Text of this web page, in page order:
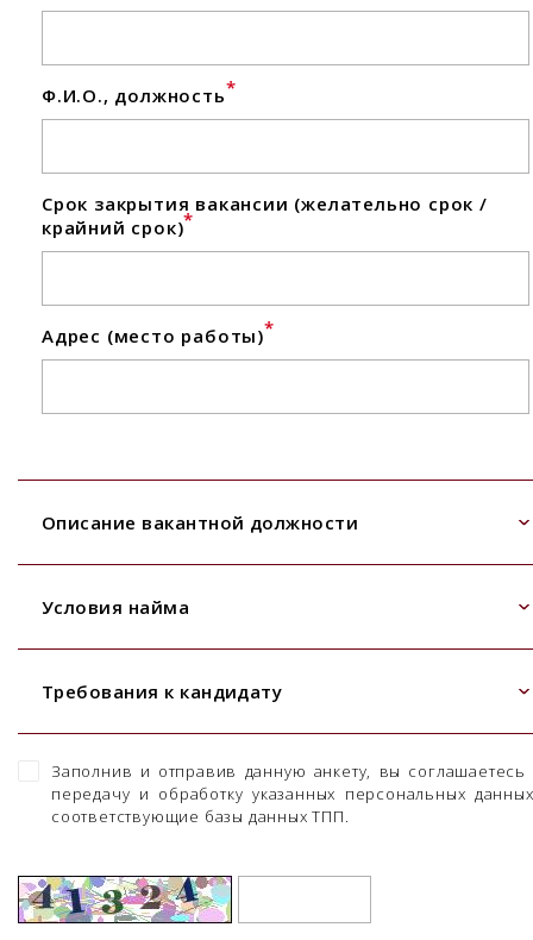
Ф.И.О., должность*
Срок закрытия вакансии (желательно срок /
крайний срок)*
Адрес (место работы)*
Описание вакантной должности
Условия найма
Требования к кандидату
Заполнив и отправив данную анкету, вы соглашаетесь
передачу и обработку указанных персональных
соответствующие базы данных ТПП.